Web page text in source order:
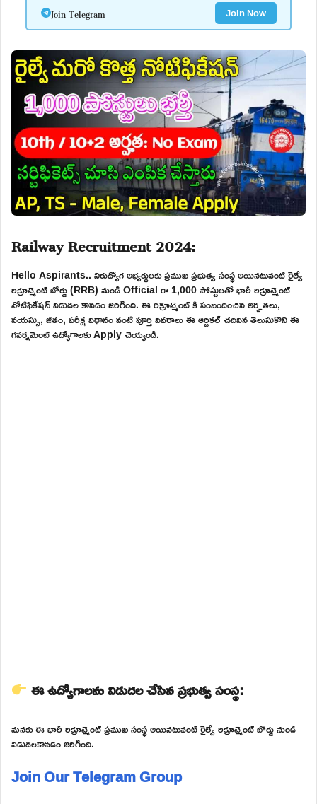
Join Telegram Join Now
Railway Recruitment 2024:
Hello Aspirants.. నిరుద్యోగ అభ్యర్థులకు ప్రముఖ ప్రభుత్వ సంస్థ అయినటువంటి రైల్వే
రిక్రూట్మెంట్ బోర్డు (RRB) నుండి Official గా 1,000 పోస్టులతో భారీ రిక్రూట్మెంట్
నోటిఫికేషన్ విడుదల కావడం జరిగింది. ఈ రిక్రూట్మెంట్ కి సంబందించిన అర్హతలు,
వయస్సు, జీతం, పరీక్ష విధానం వంటి పూర్తి వివరాలు ఈ ఆర్టికల్ చదివిన తెలుసుకొని ఈ
గవర్నమెంట్ ఉద్యోగాలకు Apply చెయ్యండి.
ఈ ఉద్యోగాలను విడుదల చేసిన ప్రభుత్వ సంస్థ:
మనకు ఈ భారీ రిక్రూట్మెంట్ ప్రముఖ సంస్థ అయినటువంటి రైల్వే రిక్రూట్మెంట్ బోర్డు నుండి
విడుదలకావడం జరిగింది.
Join Our Telegram Group